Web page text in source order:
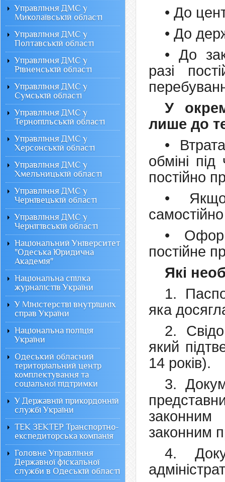
• До
• До
• До
разі
У
лише до
•
обміні
постійно
•
•
постійне
Які
1.
яка
2.
який
14 років).
3.
законним
законним
4.
Управління ДМС у
Миколаївській області
Управління ДМС у
Полтавській області
Управління ДМС у
Рівненській області
Управління ДМС у
Сумській області
Управління ДМС у
Тернопільській області
Управління ДМС у
Херсонській області
Управління ДМС у
Хмельницькій області
Управління ДМС у
Чернівецькій області
Управління ДМС у
Чернігівській області
Національний Університет
"Одеська Юридична
Академія"
Національна спілка
журналістів України
У Міністерстві внутрішніх
справ України
Національна поліція
України
Одеський обласний
територіальний центр
комплектування та
соціальної підтримки
У Державній прикордонній
службі України
ТЕК ЗЕКТЕР Транспортно-
експедиторська компанія
Головне Управління
Державної фіскальної
служби в Одеській області